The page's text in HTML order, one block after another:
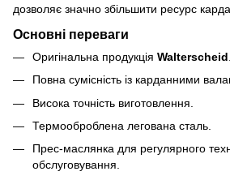
дозволяє значно збільшити ресурс
Основні переваги
Оригінальна продукція Walterscheid
Повна сумісність із карданними
Висока точність виготовлення.
Термооброблена легована сталь.
Прес-маслянка для регулярного
обслуговування.